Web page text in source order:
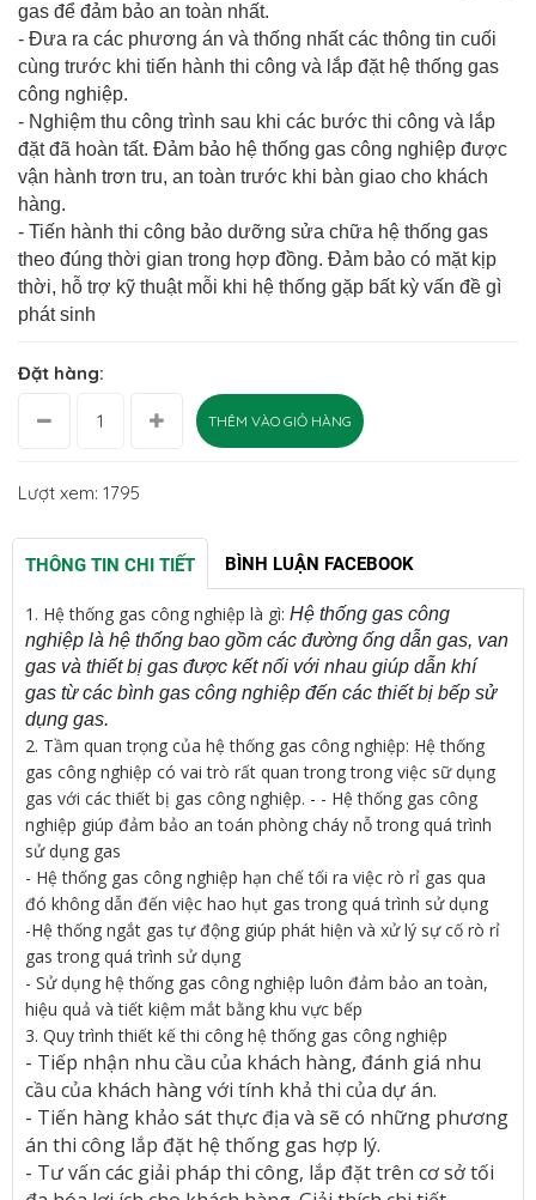
gas để đảm bảo an toàn nhất.
- Đưa ra các phương án và thống nhất các thông tin cuối
cùng trước khi tiến hành thi công và lắp đặt hệ thống gas
công nghiệp.
- Nghiệm thu công trình sau khi các bước thi công và lắp
đặt đã hoàn tất. Đảm bảo hệ thống gas công nghiệp được
vận hành trơn tru, an toàn trước khi bàn giao cho khách
hàng.
- Tiến hành thi công bảo dưỡng sửa chữa hệ thống gas
theo đúng thời gian trong hợp đồng. Đảm bảo có mặt kịp
thời, hỗ trợ kỹ thuật mỗi khi hệ thống gặp bất kỳ vấn đề gì
phát sinh
Đặt hàng:
THÊM VÀO GIỎ HÀNG
Lượt xem: 1795
THÔNG TIN CHI TIẾT BÌNH LUẬN FACEBOOK
1. Hệ thống gas công nghiệp là gì: Hệ thống gas công
nghiệp là hệ thống bao gồm các đường ống dẫn gas, van
gas và thiết bị gas được kết nối với nhau giúp dẫn khí
gas từ các bình gas công nghiệp đến các thiết bị bếp sử
dụng gas.
2. Tầm quan trọng của hệ thống gas công nghiệp: Hệ thống
gas công nghiệp có vai trò rất quan trong trong việc sữ dụng
gas với các thiết bị gas công nghiệp. - - Hệ thống gas công
nghiệp giúp đảm bảo an toán phòng cháy nỗ trong quá trình
sử dụng gas
- Hệ thống gas công nghiệp hạn chế tối ra việc rò rỉ gas qua
đó không dẫn đến việc hao hụt gas trong quá trình sử dụng
-Hệ thống ngắt gas tự động giúp phát hiện và xử lý sự cố rò rỉ
gas trong quá trình sử dụng
- Sử dụng hệ thống gas công nghiệp luôn đảm bảo an toàn,
hiệu quả và tiết kiệm mắt bằng khu vực bếp
3. Quy trình thiết kế thi công hệ thống gas công nghiệp
- Tiếp nhận nhu cầu của khách hàng, đánh giá nhu
cầu của khách hàng với tính khả thi của dự án.
- Tiến hàng khảo sát thực địa và sẽ có những phương
án thi công lắp đặt hệ thống gas hợp lý.
- Tư vấn các giải pháp thi công, lắp đặt trên cơ sở tối